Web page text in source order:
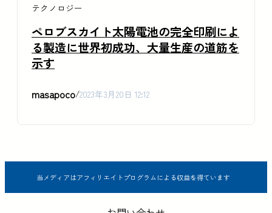
テクノロジー
ペロブスカイト太陽電池の完全印刷によ
る製造に世界初成功、大量生産の道筋を
示す
masapoco/2023年3月20日 12:12
当メディアはアフィリエイトプログラムによる収益を得ています